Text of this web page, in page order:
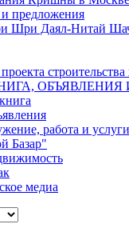
предложения
Шри Даял-Нитай
ОБЪЯВЛЕНИЯ
работа и услуги
Базар"
медиа